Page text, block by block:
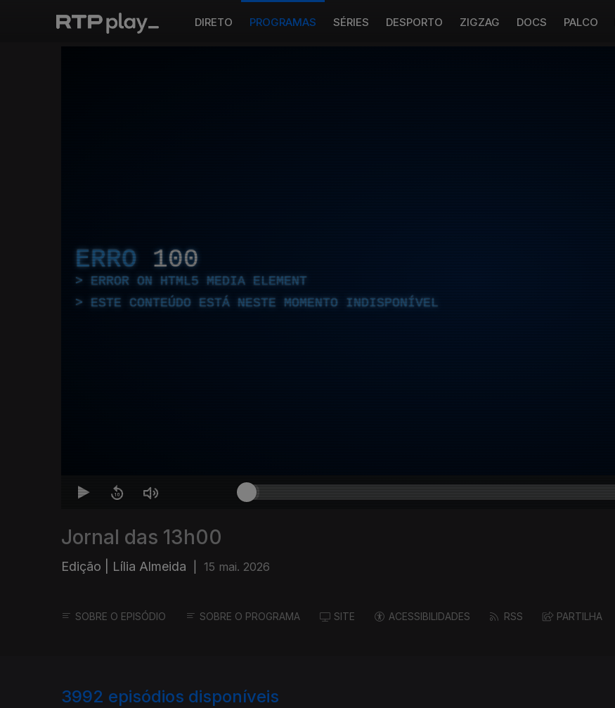
DIRETO PROGRAMAS SÉRIES DESPORTO ZIGZAG DOCS PALCO
ERRO 100
ERROR ON HTML5 MEDIA ELEMENT
ESTE CONTEÚDO ESTÁ NESTE MOMENTO INDISPONÍVEL
Jornal das 13h00
Edição | Lília Almeida 15 mai. 2026
SOBRE O EPISÓDIO SOBRE O PROGRAMA SITE ACESSIBILIDADES RSS PARTILHA
3992 episódios disponíveis